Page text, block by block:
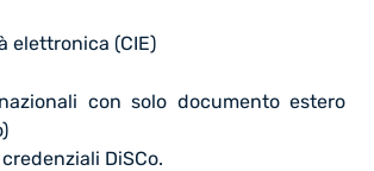
elettronica (CIE)
con solo documento estero
DiSCo.